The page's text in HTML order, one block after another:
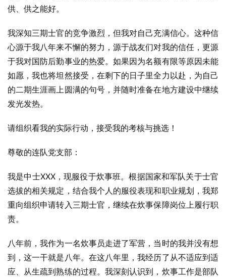
供、供之能好。
我深知三期士官的竞争激烈，但我对自己充满信心。这种信
心源于我八年来不懈的努力，源于战友们对我的信任，更源
于我对国防后勤事业的热爱。如果因为名额有限等原因未能
如愿，我也将坦然接受，在剩下的日子里全力以赴，为自己
的二期生涯画上圆满的句号，并随时准备在地方建设中继续
发光发热。
请组织看我的实际行动，接受我的考核与挑选！
尊敬的连队党支部：
我是中士XXX，现服役于炊事班。根据国家和军队关于士官
选拔的相关规定，结合我个人的服役表现和职业规划，我郑
重向组织申请转入三期士官，继续在炊事保障岗位上履行职
责。
八年前，我作为一名炊事员走进了军营，当时的我并没有想
到，这一干就是八年。在这八年里，我经历了从不适应到适
应、从生疏到熟练的过程。我深刻认识到，炊事工作是部队